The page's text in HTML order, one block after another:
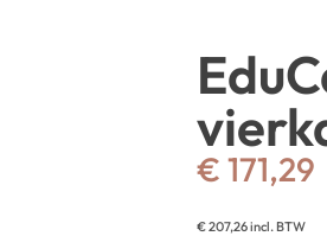
€ 171,29
€207,26incl. BTW